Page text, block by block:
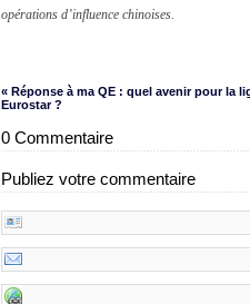
opérations d’influence chinoises.
« Réponse à ma QE : quel avenir pour la
Eurostar ?
0 Commentaire
Publiez votre commentaire